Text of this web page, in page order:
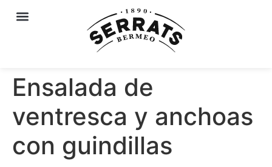
Ensalada de
ventresca y anchoas
con guindillas